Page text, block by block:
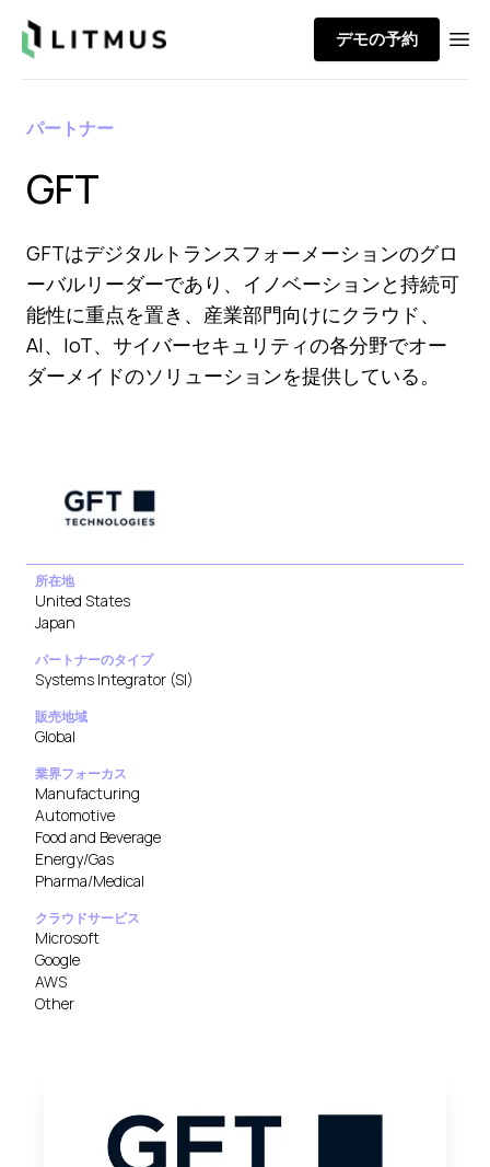
Litmus デモの予約
パートナー
GFT
GFTはデジタルトランスフォーメーションのグロ
ーバルリーダーであり、イノベーションと持続可
能性に重点を置き、産業部門向けにクラウド、
AI、IoT、サイバーセキュリティの各分野でオー
ダーメイドのソリューションを提供している。
所在地
United States
Japan
パートナーのタイプ
Systems Integrator (SI)
販売地域
Global
業界フォーカス
Manufacturing
Automotive
Food and Beverage
Energy/Gas
Pharma/Medical
クラウドサービス
Microsoft
Google
AWS
Other